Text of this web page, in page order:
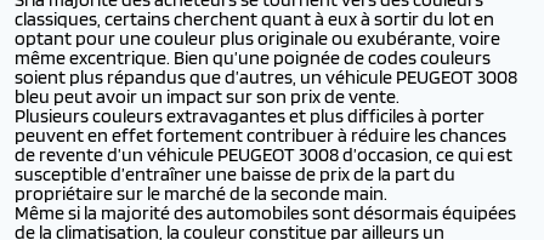
classiques, certains cherchent quant à eux à sortir du lot en
optant pour une couleur plus originale ou exubérante, voire
même excentrique. Bien qu’une poignée de codes couleurs
soient plus répandus que d’autres, un véhicule PEUGEOT 3008
bleu peut avoir un impact sur son prix de vente.
Plusieurs couleurs extravagantes et plus difficiles à porter
peuvent en effet fortement contribuer à réduire les chances
de revente d’un véhicule PEUGEOT 3008 d’occasion, ce qui est
susceptible d’entraîner une baisse de prix de la part du
propriétaire sur le marché de la seconde main.
Même si la majorité des automobiles sont désormais équipées
de la climatisation, la couleur constitue par ailleurs un